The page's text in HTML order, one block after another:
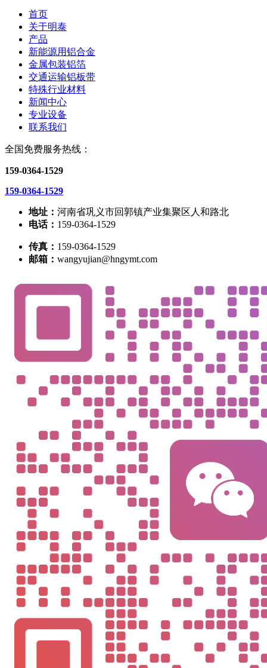
首页
关于明泰
产品
新能源用铝合金
金属包装铝箔
交通运输铝板带
特殊行业材料
新闻中心
专业设备
联系我们
全国免费服务热线：
159-0364-1529
159-0364-1529
地址： 河南省巩义市回郭镇产业集聚区人和路北
电话： 159-0364-1529
传真： 159-0364-1529
邮箱： wangyujian@hngymt.com